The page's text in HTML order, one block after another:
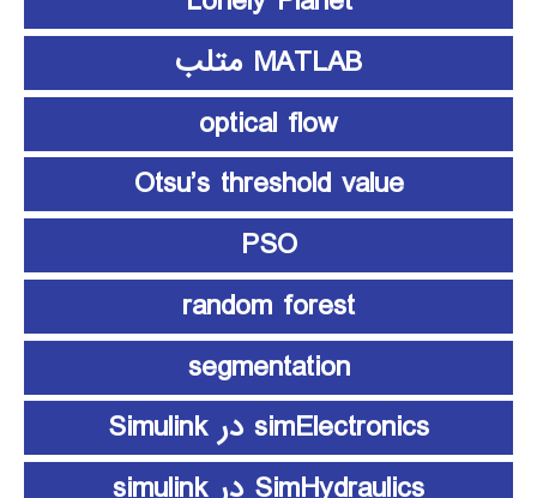
MATLAB متلب
optical flow
Otsu’s threshold value
PSO
random forest
segmentation
simElectronics در Simulink
SimHydraulics در simulink